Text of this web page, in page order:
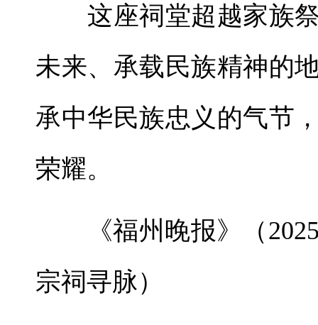
这座祠堂超越家族祭
未来、承载民族精神的
承中华民族忠义的气节
荣耀。
《福州晚报》（2025
宗祠寻脉）